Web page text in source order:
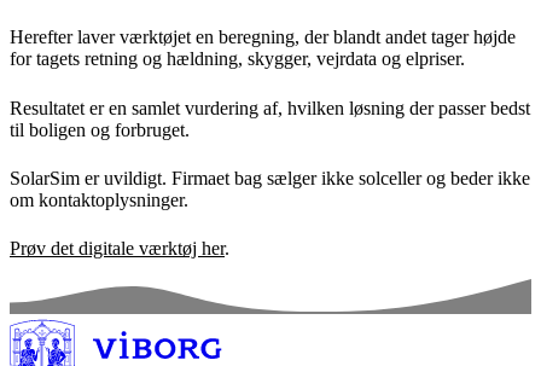
Herefter laver værktøjet en beregning, der blandt andet tager højde
for tagets retning og hældning, skygger, vejrdata og elpriser.
Resultatet er en samlet vurdering af, hvilken løsning der passer bedst
til boligen og forbruget.
SolarSim er uvildigt. Firmaet bag sælger ikke solceller og beder ikke
om kontaktoplysninger.
Prøv det digitale værktøj her.